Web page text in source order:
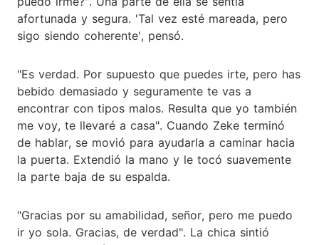
afortunada y segura. 'Tal vez esté mareada, pero
sigo siendo coherente', pensó.
"Es verdad. Por supuesto que puedes irte, pero has
bebido demasiado y seguramente te vas a
encontrar con tipos malos. Resulta que yo también
me voy, te llevaré a casa". Cuando Zeke terminó
de hablar, se movió para ayudarla a caminar hacia
la puerta. Extendió la mano y le tocó suavemente
la parte baja de su espalda.
"Gracias por su amabilidad, señor, pero me puedo
ir yo sola. Gracias, de verdad". La chica sintió